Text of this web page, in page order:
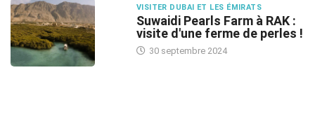
VISITER DUBAI ET LES ÉMIRATS
Suwaidi Pearls Farm à RAK :
visite d'une ferme de perles !
30 septembre 2024